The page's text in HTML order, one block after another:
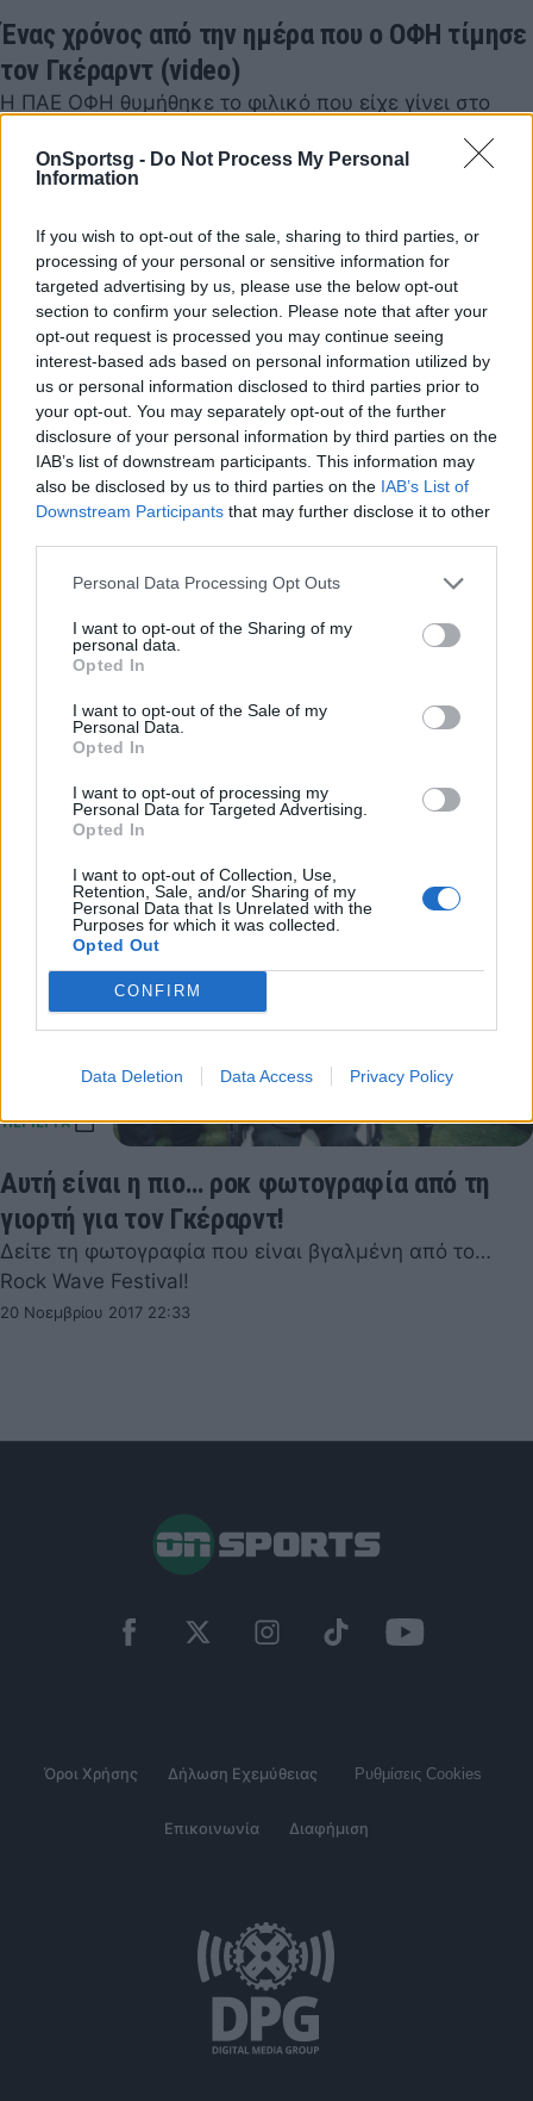
OnSportsg - Do Not Process My Personal
Information
If you wish to opt-out of the sale, sharing to third parties, or
processing of your personal or sensitive information for
targeted advertising by us, please use the below opt-out
section to confirm your selection. Please note that after your
opt-out request is processed you may continue seeing
interest-based ads based on personal information utilized by
us or personal information disclosed to third parties prior to
your opt-out. You may separately opt-out of the further
disclosure of your personal information by third parties on the
IAB’s list of downstream participants. This information may
also be disclosed by us to third parties on the IAB’s List of
Downstream Participants that may further disclose it to other
Personal Data Processing Opt Outs
I want to opt-out of the Sharing of my
personal data.
Opted In
I want to opt-out of the Sale of my
Personal Data.
Opted In
I want to opt-out of processing my
Personal Data for Targeted Advertising.
Opted In
I want to opt-out of Collection, Use,
Retention, Sale, and/or Sharing of my
Personal Data that Is Unrelated with the
Purposes for which it was collected.
Opted Out
CONFIRM
Data Deletion Data Access Privacy Policy
Ένας χρόνος από την ημέρα που ο ΟΦΗ τίμησε
τον Γκέραρντ (video)
Η ΠΑΕ ΟΦΗ θυμήθηκε το φιλικό που είχε γίνει στο
20 Νοεμβρίου 2018 23:00
ανατριχιαστικό φιλικό για τον Ευγένιο
Γκέραρντ! (pic)
Ο ΟΦΗ τίμησε τον Ευγένιο Γκέραρντ στο «Γεντί
Κουλέ» και κάποιος είχε ραντεβού με την ατυχία!
Αυτή είναι η πιο… ροκ φωτογραφία από τη
γιορτή για τον Γκέραρντ!
Δείτε τη φωτογραφία που είναι βγαλμένη από το…
Rock Wave Festival!
20 Νοεμβρίου 2017 22:33
Όροι Χρήσης Δήλωση Εχεμύθειας Ρυθμίσεις Cookies
Επικοινωνία Διαφήμιση